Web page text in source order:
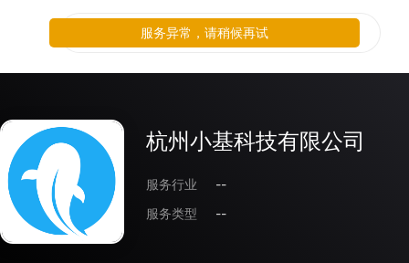
杭州小基科技有限公司
服务行业
--
服务类型
--
服务异常，请稍候再试